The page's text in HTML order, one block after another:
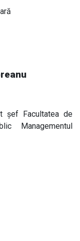
șef Facultatea de
Managementul